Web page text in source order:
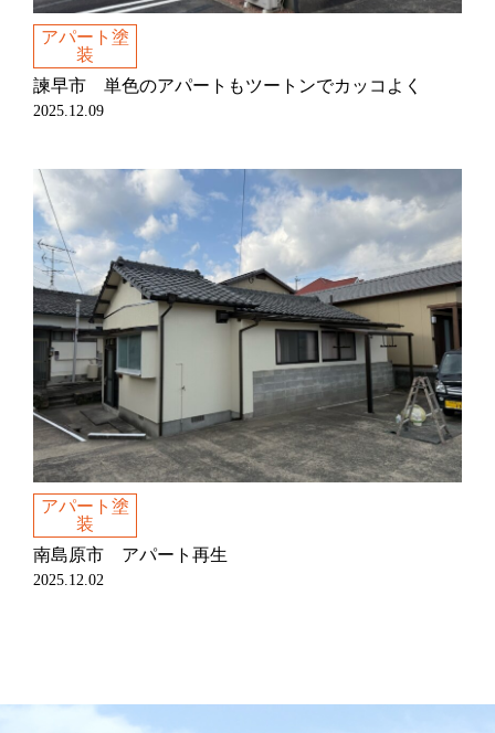
アパート塗
装
諫早市 単色のアパートもツートンでカッコよく
2025.12.09
アパート塗
装
南島原市 アパート再生
2025.12.02